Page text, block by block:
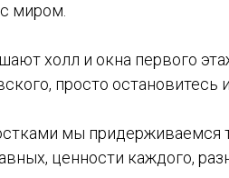
миром.
холл и окна первого
просто остановитесь
мы придерживаемся
ценности каждого,